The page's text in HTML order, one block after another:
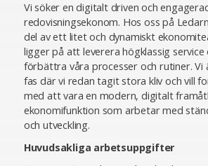
Vi söker en digitalt driven och
redovisningsekonom. Hos oss på
del av ett litet och dynamiskt
ligger på att leverera högklassig
förbättra våra processer och rutiner. Vi
fas där vi redan tagit stora kliv och vill
med att vara en modern, digitalt
ekonomifunktion som arbetar med
och utveckling.
Huvudsakliga arbetsuppgifter